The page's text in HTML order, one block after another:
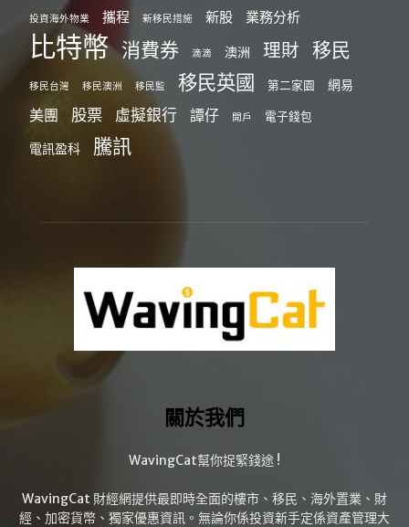
投資海外物業 攜程 新移民措施 新股 業務分析
比特幣 消費券 滴滴 澳洲 理財 移民
移民台灣 移民澳洲 移民監 移民英國 第二家園 網易
美團 股票 虛擬銀行 譚仔 開戶 電子錢包
電訊盈科 騰訊
關於我們
WavingCat幫你捉緊錢途 !
WavingCat 財經網提供最即時全面的樓市、移民、海外置業、財
經、加密貨幣、獨家優惠資訊。無論你係投資新手定係資產管理大